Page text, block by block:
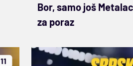
Bor, samo još
za poraz
11